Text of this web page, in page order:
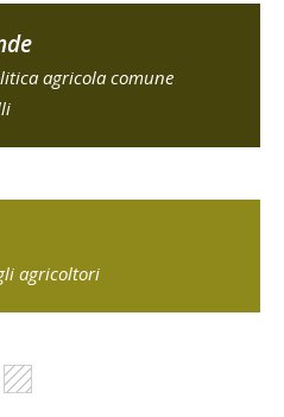
agricola comune
agricoltori